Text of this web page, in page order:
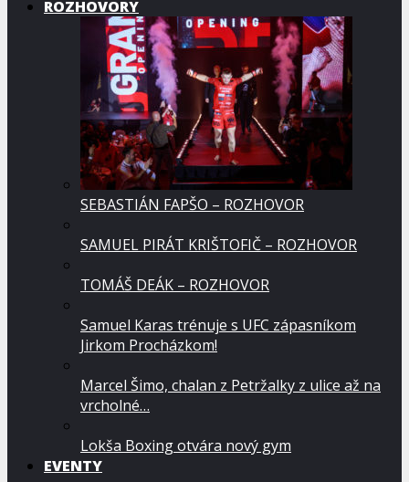
ROZHOVORY
SEBASTIÁN FAPŠO – ROZHOVOR
SAMUEL PIRÁT KRIŠTOFIČ – ROZHOVOR
TOMÁŠ DEÁK – ROZHOVOR
Samuel Karas trénuje s UFC zápasníkom
Jirkom Procházkom!
Marcel Šimo, chalan z Petržalky z ulice až na
vrcholné…
Lokša Boxing otvára nový gym
EVENTY